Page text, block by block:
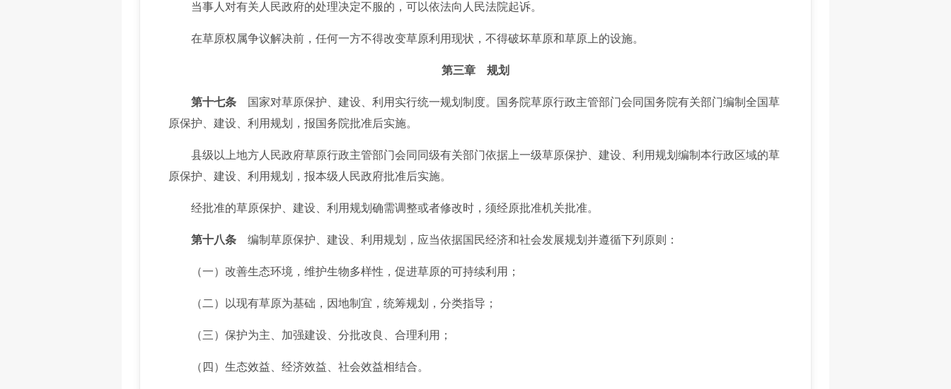
当事人对有关人民政府的处理决定不服的，可以依法向人民法院起诉。
在草原权属争议解决前，任何一方不得改变草原利用现状，不得破坏草原和草原上的设施。
第三章 规划
第十七条 国家对草原保护、建设、利用实行统一规划制度。国务院草原行政主管部门会同国务院有关部门编制全国草
原保护、建设、利用规划，报国务院批准后实施。
县级以上地方人民政府草原行政主管部门会同同级有关部门依据上一级草原保护、建设、利用规划编制本行政区域的草
原保护、建设、利用规划，报本级人民政府批准后实施。
经批准的草原保护、建设、利用规划确需调整或者修改时，须经原批准机关批准。
第十八条 编制草原保护、建设、利用规划，应当依据国民经济和社会发展规划并遵循下列原则：
（一）改善生态环境，维护生物多样性，促进草原的可持续利用；
（二）以现有草原为基础，因地制宜，统筹规划，分类指导；
（三）保护为主、加强建设、分批改良、合理利用；
（四）生态效益、经济效益、社会效益相结合。